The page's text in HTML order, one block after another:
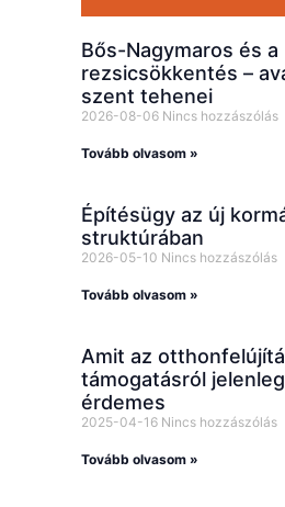
Bős-Nagymaros és a
rezsicsökkentés –
szent tehenei
2026-08-06 Nincs hozzászólás
Tovább olvasom »
Építésügy az új
struktúrában
2026-05-10 Nincs hozzászólás
Tovább olvasom »
Amit az
támogatásról
érdemes
2025-04-16 Nincs hozzászólás
Tovább olvasom »